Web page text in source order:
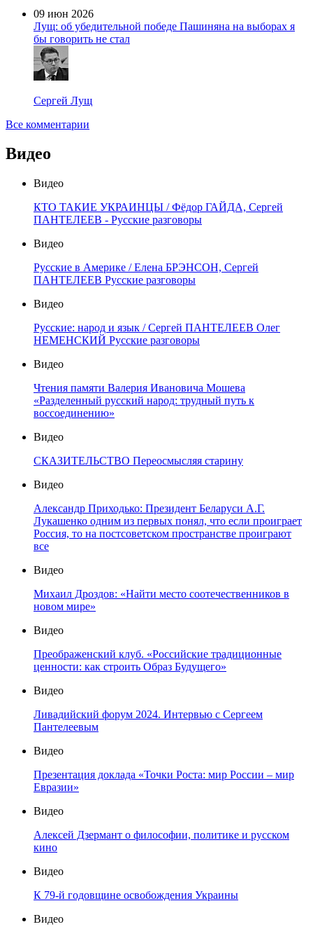
09 июн 2026
Лущ: об убедительной победе Пашиняна на выборах я
бы говорить не стал
Сергей Лущ
Все комментарии
Видео
Видео
КТО ТАКИЕ УКРАИНЦЫ / Фёдор ГАЙДА, Сергей
ПАНТЕЛЕЕВ - Русские разговоры
Видео
Русские в Америке / Елена БРЭНСОН, Сергей
ПАНТЕЛЕЕВ Русские разговоры
Видео
Русские: народ и язык / Сергей ПАНТЕЛЕЕВ Олег
НЕМЕНСКИЙ Русские разговоры
Видео
Чтения памяти Валерия Ивановича Мошева
«Разделенный русский народ: трудный путь к
воссоединению»
Видео
СКАЗИТЕЛЬСТВО Переосмысляя старину
Видео
Александр Приходько: Президент Беларуси А.Г.
Лукашенко одним из первых понял, что если проиграет
Россия, то на постсоветском пространстве проиграют
все
Видео
Михаил Дроздов: «Найти место соотечественников в
новом мире»
Видео
Преображенский клуб. «Российские традиционные
ценности: как строить Образ Будущего»
Видео
Ливадийский форум 2024. Интервью с Сергеем
Пантелеевым
Видео
Презентация доклада «Точки Роста: мир России – мир
Евразии»
Видео
Алексей Дзермант о философии, политике и русском
кино
Видео
К 79-й годовщине освобождения Украины
Видео